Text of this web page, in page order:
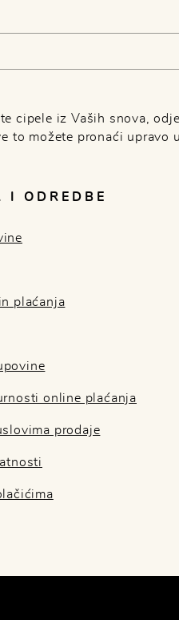
cipele iz Vaših snova,
to možete pronaći upravo
I ODREDBE
plaćanja
online plaćanja
prodaje